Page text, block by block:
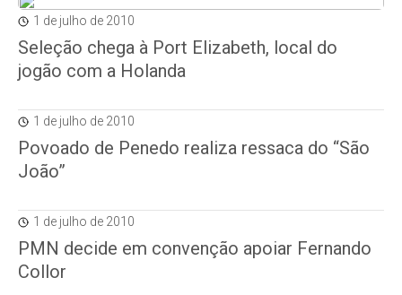
1 de julho de 2010
Seleção chega à Port Elizabeth, local do
jogão com a Holanda
1 de julho de 2010
Povoado de Penedo realiza ressaca do “São
João”
1 de julho de 2010
PMN decide em convenção apoiar Fernando
Collor